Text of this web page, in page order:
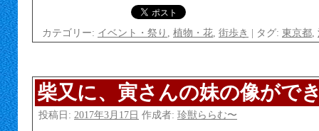
カテゴリー: イベント・祭り 植物・花 街歩き | タグ: 東京都
柴又に、寅さんの妹の像がで
投稿日: 2017年3月17日 作成者: 珍獣ららむ〜